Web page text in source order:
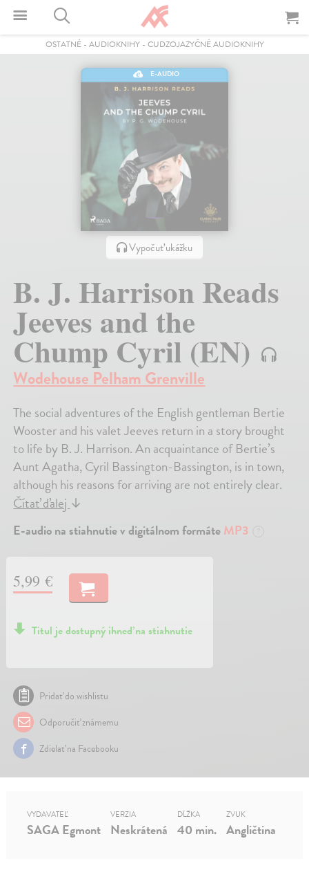
OSTATNÉ- AUDIOKNIHY- CUDZOJAZYČNÉ AUDIOKNIHY
E-AUDIO
Vypočuť ukážku
B. J. Harrison Reads
Jeeves and the
Chump Cyril (EN)
Wodehouse Pelham Grenville
The social adventures of the English gentleman Bertie
Wooster and his valet Jeeves return in a story brought
to life by B. J. Harrison. An acquaintance of Bertie’s
Aunt Agatha, Cyril Bassington-Bassington, is in town,
although his reasons for arriving are not entirely clear.
Čítať ďalej↓
E-audio na stiahnutie v digitálnom formáteMP3
5,99 €
Titul je dostupný ihneď na stiahnutie
Pridať do wishlistu
Odporučiť známemu
Zdielať na Facebooku
VYDAVATEĽ
SAGA Egmont
VERZIA
Neskrátená
DĹŽKA
40 min.
ZVUK
Angličtina